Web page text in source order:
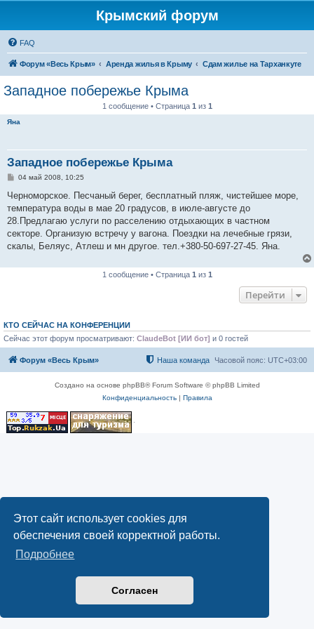
Этот сайт использует cookies для
обеспечения своей корректной работы.
Подробнее
Согласен
Крымский форум
FAQ
Форум «Весь Крым» Аренда жилья в Крыму Сдам жилье на Тарханкуте
Западное побережье Крыма
1 сообщение • Страница 1 из 1
Яна
Западное побережье Крыма
С
о
б
щ
е
и
е
04 май 2008, 10:25
Черноморское. Песчаный берег, бесплатный пляж, чистейшее море,
температура воды в мае 20 градусов, в июле-августе до
28.Предлагаю услуги по расселению отдыхающих в частном
секторе. Организую встречу у вагона. Поездки на лечебные грязи,
скалы, Беляус, Атлеш и мн другое. тел.+380-50-697-27-45. Яна.
1 сообщение • Страница 1 из 1
Перейти
КТО СЕЙЧАС НА КОНФЕРЕНЦИИ
Сейчас этот форум просматривают: ClaudeBot [ИИ бот] и 0 гостей
Форум «Весь Крым» Часовой пояс: UTC+03:00
Наша команда
Создано на основе phpBB® Forum Software © phpBB Limited
Конфиденциальность| Правила